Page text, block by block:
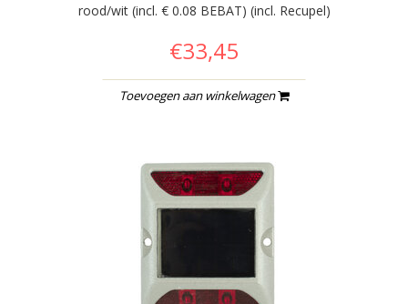
rood/wit (incl. € 0.08 BEBAT) (incl. Recupel)
€33,45
Toevoegen aan winkelwagen